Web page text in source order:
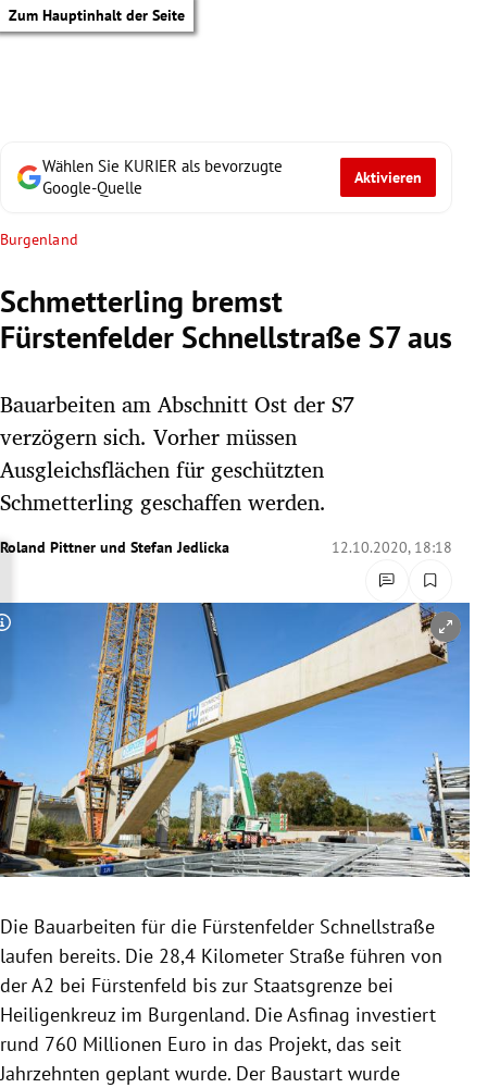
Zum Hauptinhalt der Seite
Untermenü
Untermenü
Untermenü
Untermenü
Untermenü
Untermenü
Untermenü
Untermenü
Wählen Sie KURIER als bevorzugte
Google-Quelle
Aktivieren
Burgenland
Schmetterling bremst
Fürstenfelder Schnellstraße S7 aus
Bauarbeiten am Abschnitt Ost der S7
verzögern sich. Vorher müssen
Ausgleichsflächen für geschützten
Schmetterling geschaffen werden.
Roland Pittner und Stefan Jedlicka 12.10.2020, 18:18
Copyright-Hinweis öffnen/schließen
Die Bauarbeiten für die Fürstenfelder Schnellstraße
laufen bereits. Die 28,4 Kilometer Straße führen von
der A2 bei Fürstenfeld bis zur Staatsgrenze bei
Heiligenkreuz im Burgenland. Die Asfinag investiert
rund 760 Millionen Euro in das Projekt, das seit
Jahrzehnten geplant wurde. Der Baustart wurde